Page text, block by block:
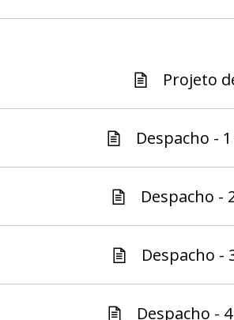
Projeto
Despacho - 1
Despacho -
Despacho -
Despacho - 4